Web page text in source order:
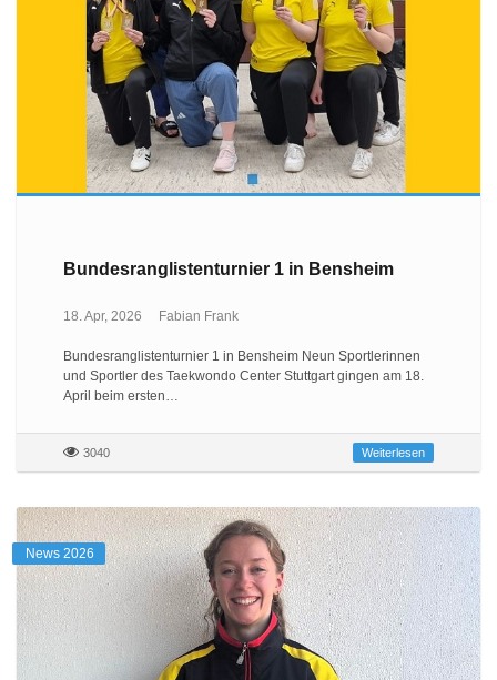
Bundesranglistenturnier 1 in Bensheim
18. Apr, 2026 Fabian Frank
Bundesranglistenturnier 1 in Bensheim Neun Sportlerinnen
und Sportler des Taekwondo Center Stuttgart gingen am 18.
April beim ersten…
3040 Weiterlesen
News 2026